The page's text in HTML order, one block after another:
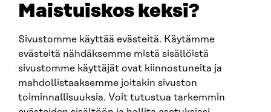
Maistuiskos keksi?
Sivustomme käyttää evästeitä. Käytämme
evästeitä nähdäksemme mistä sisällöistä
sivustomme käyttäjät ovat kiinnostuneita ja
mahdollistaaksemme joitakin sivuston
toiminnallisuuksia. Voit tutustua tarkemmin
firstname.lastname@sitra.fi
SITRA ON SOCIAL MEDIA
LinkedIn